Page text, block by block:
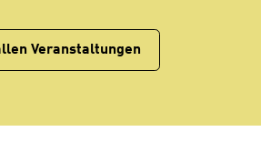
Veranstaltungen